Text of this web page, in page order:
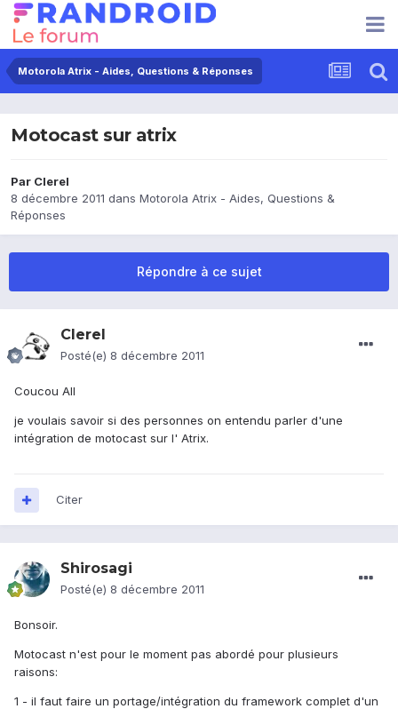
Motorola Atrix - Aides, Questions & Réponses
Motocast sur atrix
Par Clerel
8 décembre 2011 dans Motorola Atrix - Aides, Questions &
Réponses
Répondre à ce sujet
Clerel
Posté(e) 8 décembre 2011
Coucou All
je voulais savoir si des personnes on entendu parler d'une
intégration de motocast sur l' Atrix.
Citer
Shirosagi
Posté(e) 8 décembre 2011
Bonsoir.
Motocast n'est pour le moment pas abordé pour plusieurs
raisons:
1 - il faut faire un portage/intégration du framework complet d'un